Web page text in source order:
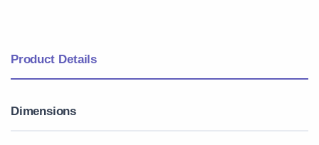
Product Details
Dimensions